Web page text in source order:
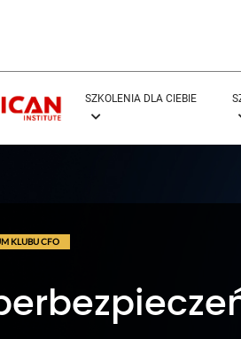
SZKOLENIA DLA CIEBIE
KLUBU CFO